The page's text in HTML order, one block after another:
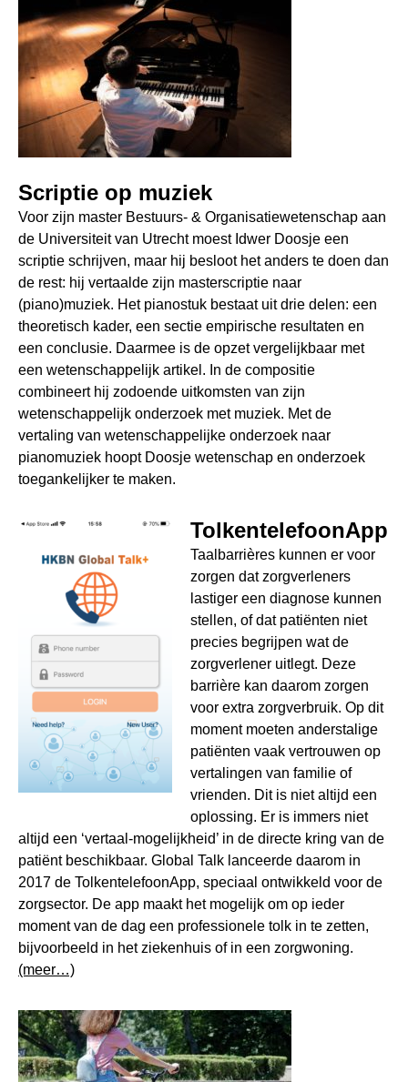
Scriptie op muziek
Voor zijn master Bestuurs- & Organisatiewetenschap aan
de Universiteit van Utrecht moest Idwer Doosje een
scriptie schrijven, maar hij besloot het anders te doen dan
de rest: hij vertaalde zijn masterscriptie naar
(piano)muziek. Het pianostuk bestaat uit drie delen: een
theoretisch kader, een sectie empirische resultaten en
een conclusie. Daarmee is de opzet vergelijkbaar met
een wetenschappelijk artikel. In de compositie
combineert hij zodoende uitkomsten van zijn
wetenschappelijk onderzoek met muziek. Met de
vertaling van wetenschappelijke onderzoek naar
pianomuziek hoopt Doosje wetenschap en onderzoek
toegankelijker te maken.
TolkentelefoonApp
Taalbarrières kunnen er voor
zorgen dat zorgverleners
lastiger een diagnose kunnen
stellen, of dat patiënten niet
precies begrijpen wat de
zorgverlener uitlegt. Deze
barrière kan daarom zorgen
voor extra zorgverbruik. Op dit
moment moeten anderstalige
patiënten vaak vertrouwen op
vertalingen van familie of
vrienden. Dit is niet altijd een
oplossing. Er is immers niet
altijd een ‘vertaal-mogelijkheid’ in de directe kring van de
patiënt beschikbaar. Global Talk lanceerde daarom in
2017 de TolkentelefoonApp, speciaal ontwikkeld voor de
zorgsector. De app maakt het mogelijk om op ieder
moment van de dag een professionele tolk in te zetten,
bijvoorbeeld in het ziekenhuis of in een zorgwoning.
(meer…)